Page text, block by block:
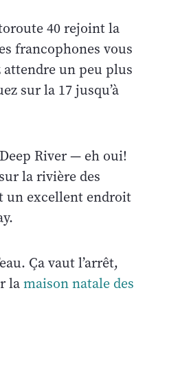
40 rejoint la
francophones vous
un peu plus
sur la 17 jusqu’à
River — eh oui!
la rivière des
un excellent endroit
Ça vaut l’arrêt,
lamaison natale des